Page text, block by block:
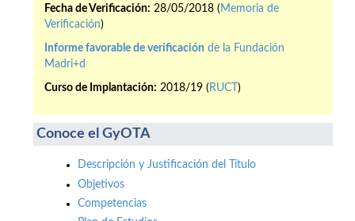
Fecha de Verificación: 28/05/2018 ( Memoria de
Verificación)
Informe favorable de verificación de la Fundación
Madri+d
Curso de Implantación: 2018/19 ( RUCT )
Conoce el GyOTA
Descripción y Justificación del Título
Objetivos
Competencias